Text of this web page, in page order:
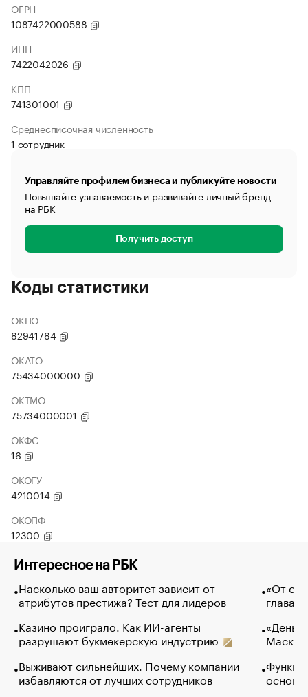
ОГРН
1087422000588
ИНН
7422042026
КПП
741301001
Среднесписочная численность
1 сотрудник
Управляйте профилем бизнеса и публикуйте новости
Повышайте узнаваемость и развивайте личный бренд
на РБК
Получить доступ
Коды статистики
ОКПО
82941784
ОКАТО
75434000000
ОКТМО
75734000001
ОКФС
16
ОКОГУ
4210014
ОКОПФ
12300
Интересное на РБК
Насколько ваш авторитет зависит от
атрибутов престижа? Тест для лидеров
Казино проиграло. Как ИИ-агенты
разрушают букмекерскую индустрию
Выживают сильнейших. Почему компании
избавляются от лучших сотрудников
«От
глава
Маск в
основ